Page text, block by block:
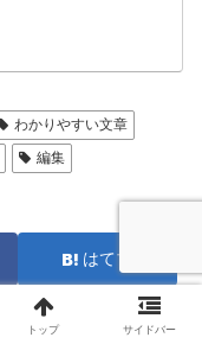
わかりやすい文章
編集
はてブ
トップ サイドバー